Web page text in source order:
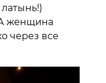
женщина
через все